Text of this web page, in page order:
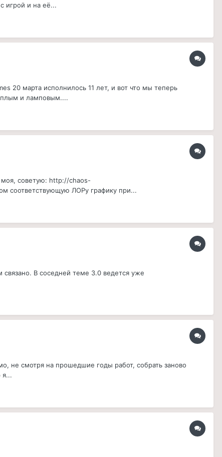
игрой и на её...
20 марта исполнилось 11 лет, и вот что мы теперь
и ламповым....
моя, советую: http://chaos-
соответствующую ЛОРу графику при...
В соседней теме 3.0 ведется уже
не смотря на прошедшие годы работ, собрать заново
я...